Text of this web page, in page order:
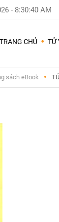
- 8:30:41 AM
TRANG CHỦ TỬ
sách eBook